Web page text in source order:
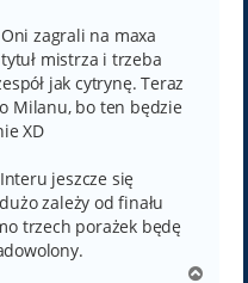
zagrali na maxa
mistrza i trzeba
jak cytrynę. Teraz
Milanu, bo ten będzie
XD
jeszcze się
zależy od finału
trzech porażek będę